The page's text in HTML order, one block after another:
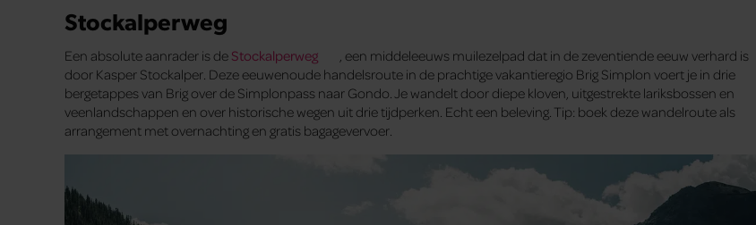
Stockalperweg
Een absolute aanrader is de Stockalperweg
, een middeleeuws muilezelpad dat in de zeventiende eeuw verhard is
door Kasper Stockalper. Deze eeuwenoude handelsroute in de prachtige vakantieregio Brig Simplon voert je in drie
bergetappes van Brig over de Simplonpass naar Gondo. Je wandelt door diepe kloven, uitgestrekte lariksbossen en
veenlandschappen en over historische wegen uit drie tijdperken. Echt een beleving. Tip: boek deze wandelroute als
arrangement met overnachting en gratis bagagevervoer.